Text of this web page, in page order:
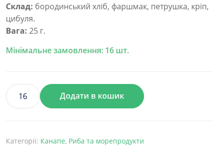
Склад: бородинський хліб, фаршмак, петрушка, кріп,
цибуля.
Вага: 25 г.
Мінімальне замовлення: 16 шт.
Фаршмак
з
кримською
Додати в кошик
Категорії: Канапе, Риба та морепродукти